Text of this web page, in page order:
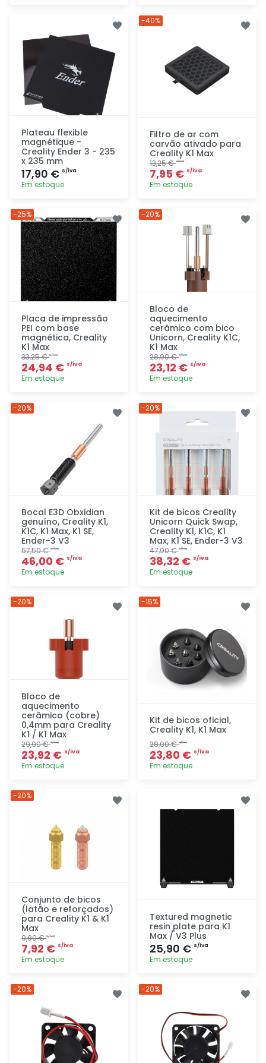
Plateau flexible
magnétique -
Creality Ender 3 - 235
x 235 mm
17,90 € s/iva
Em estoque
rapidamente
Filtro de ar com
carvão ativado para
Creality K1 Max
13,25 €s/iva
7,95 € s/iva
Em estoque
rapidamente
-40%
Placa de impressão
PEI com base
magnética, Creality
K1 Max
33,25 €s/iva
24,94 € s/iva
Em estoque
-25%
Bloco de
aquecimento
cerâmico com bico
Unicorn, Creality K1C,
K1 Max
28,90 €s/iva
23,12 € s/iva
Em estoque
rapidamente
-20%
Bocal E3D Obxidian
genuíno, Creality K1,
K1C, K1 Max, K1 SE,
Ender-3 V3
57,50 €s/iva
46,00 € s/iva
Em estoque
-20%
Kit de bicos Creality
Unicorn Quick Swap,
Creality K1, K1C, K1
Max, K1 SE, Ender-3 V3
47,90 €s/iva
38,32 € s/iva
Em estoque
-20%
Bloco de
aquecimento
cerâmico (cobre)
0,4mm para Creality
K1 / K1 Max
29,90 €s/iva
23,92 € s/iva
Em estoque
-20%
Kit de bicos oficial,
Creality K1, K1 Max
28,00 €s/iva
23,80 € s/iva
Em estoque
-15%
Conjunto de bicos
(latão e reforçados)
para Creality K1 & K1
Max
9,90 €s/iva
7,92 € s/iva
Em estoque
-20%
Textured magnetic
resin plate para K1
Max / V3 Plus
25,90 € s/iva
Em estoque
-20% -20%